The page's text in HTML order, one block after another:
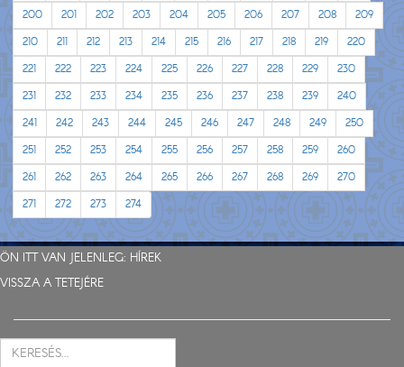
200
201 202 203 204 205 206 207 208
209
210
211 212 213 214 215 216 217 218 219
220
221
222 223 224 225 226 227 228 229
230
231
232 233 234 235 236 237 238 239
240
241
242 243 244 245 246 247 248 249
250
251
252 253 254 255 256 257 258 259
260
261
262 263 264 265 266 267 268 269
270
271
272 273 274
ÖN ITT VAN JELENLEG: HÍREK
VISSZA A TETEJÉRE